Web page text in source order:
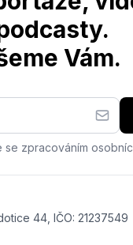
Vám.
se zpracováním
44, IČO: 21237549